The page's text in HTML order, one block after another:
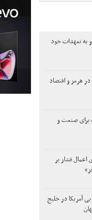
به تعهدات خود
هرمز و اقتصاد
برای صنعت و
اعمال فشار بر
آمریکا در خلیج